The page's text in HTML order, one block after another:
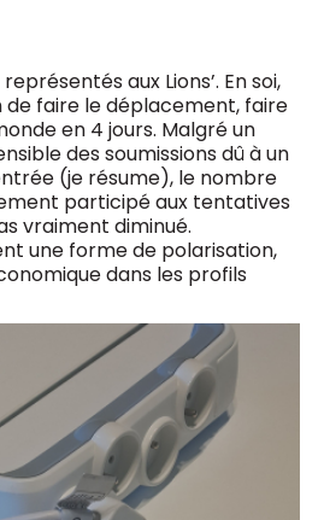
aux Lions’. En soi,
de faire le déplacement, faire
en 4 jours. Malgré un
des soumissions dû à un
(je résume), le nombre
participé aux tentatives
vraiment diminué.
une forme de polarisation,
dans les profils